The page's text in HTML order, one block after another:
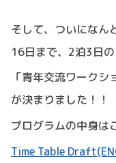
そして、ついになん
16日まで、2泊3日の
「青年交流ワークシ
が決まりました！！
プログラムの中身は
Time Table